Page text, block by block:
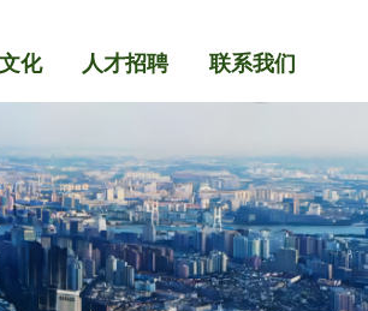
化 人才招聘 联系我们